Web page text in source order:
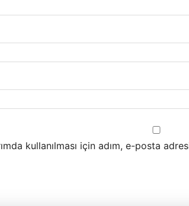
kullanılması için adım, e-posta